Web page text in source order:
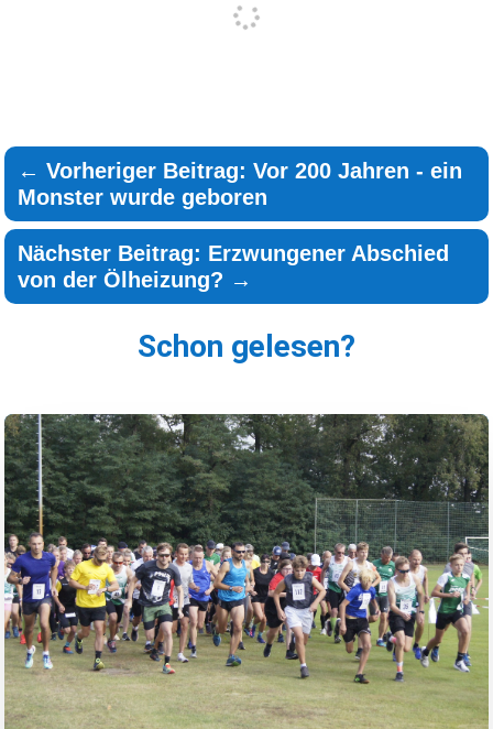
←Vorheriger Beitrag: Vor 200 Jahren - ein
Monster wurde geboren
Nächster Beitrag: Erzwungener Abschied
von der Ölheizung? →
Schon gelesen?